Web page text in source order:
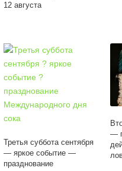
12 августа
Третья суббота сентября
— яркое событие —
празднование
—